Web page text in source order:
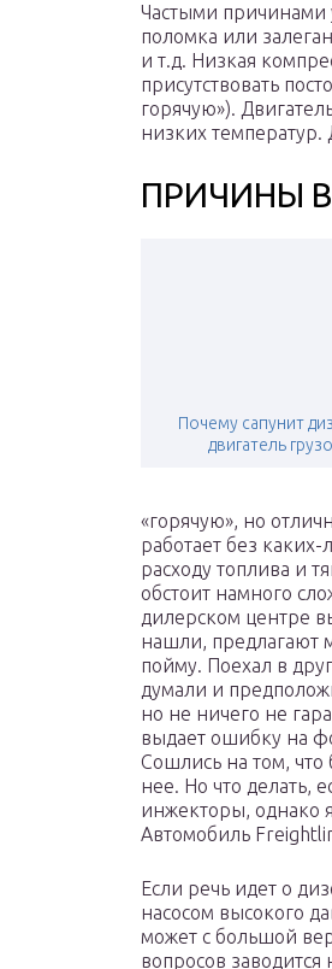
Частыми причинами
поломка или
и т.д. Низкая
присутствовать
горячую»).
низких
ПРИЧИНЫ
Почему сапунит
двигатель
«горячую», но
работает без
расходу топлива и
обстоит намного
дилерском центре
нашли, предлагают
пойму. Поехал в
думали и
но не ничего не
выдает ошибку на
Сошлись на том, что
нее. Но что делать,
инжекторы, однако
Автомобиль
Если речь идет о
насосом высокого
может с большой
вопросов заводится